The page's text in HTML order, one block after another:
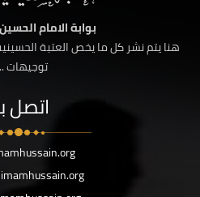
بوابة الامام
هنا يتم نشر كل ما يخص العتبة
توجيهات
اتصل